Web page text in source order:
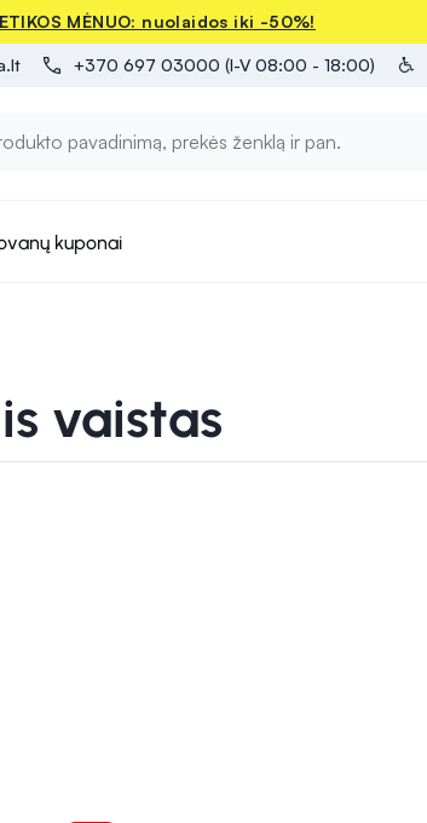
MĖNUO: nuolaidos iki -50%!
+370 697 03000 (I-V 08:00 - 18:00)
kuponai
vaistas